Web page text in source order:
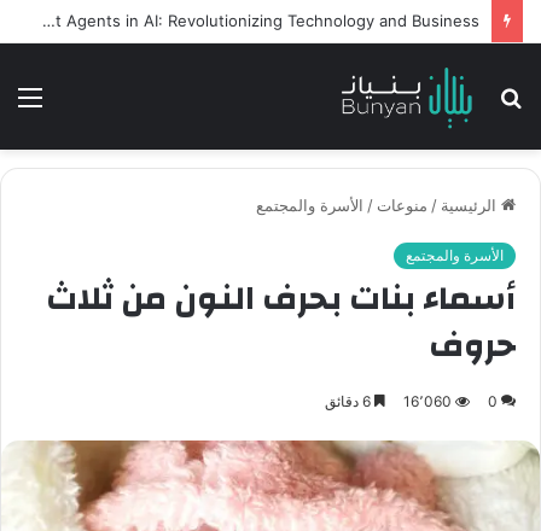
Intelligent Agents in AI: Revolutionizing Technology and Business
بحث
الرئيسية / منوعات / الأسرة والمجتمع
الأسرة والمجتمع
أسماء بنات بحرف النون من ثلاث
حروف
0 16٬060